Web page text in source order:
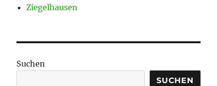
Ziegelhausen
Suchen
SUCHEN